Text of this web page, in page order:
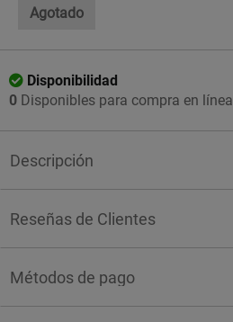
Agotado
Disponibilidad
0 Disponibles para compra en línea
Descripción
Reseñas de Clientes
Métodos de pago